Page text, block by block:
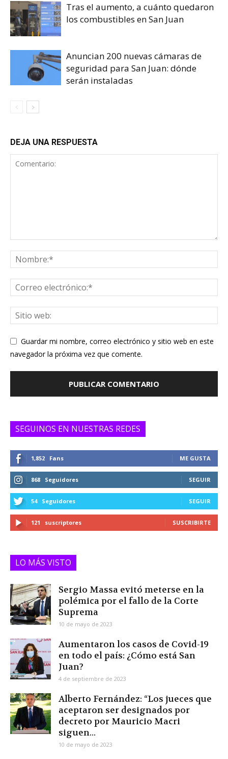
Tras el aumento, a cuánto quedaron
los combustibles en San Juan
Anuncian 200 nuevas cámaras de
seguridad para San Juan: dónde
serán instaladas
DEJA UNA RESPUESTA
Guardar mi nombre, correo electrónico y sitio web en este
navegador la próxima vez que comente.
SEGUINOS EN NUESTRAS REDES
1,852 Fans ME GUSTA
868 Seguidores SEGUIR
54 Seguidores SEGUIR
121 suscriptores SUSCRIBIRTE
LO MÁS VISTO
Sergio Massa evitó meterse en la
polémica por el fallo de la Corte
Suprema
10 de mayo de 2023
Aumentaron los casos de Covid-19
en todo el país: ¿Cómo está San
Juan?
4 de septiembre de 2023
Alberto Fernández: “Los jueces que
aceptaron ser designados por
decreto por Mauricio Macri
siguen...
10 de mayo de 2023